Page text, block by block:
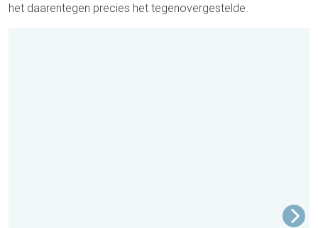
het daarentegen precies het tegenovergestelde.